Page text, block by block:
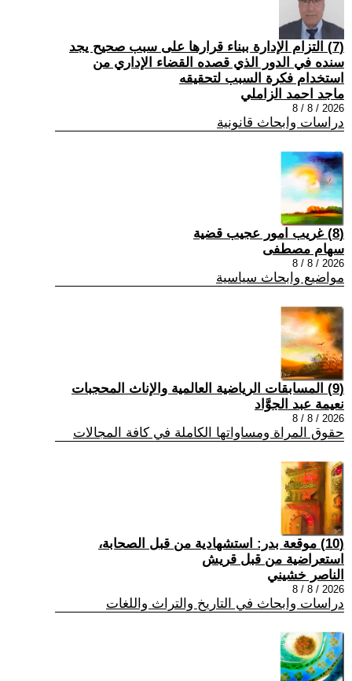
(7) التزام الإدارة ببناء قرارها على سبب صحیح یجد
سنده في الدور الذي قصده القضاء الإداري من
استخدام فكرة السبب لتحقیقه
ماجد احمد الزاملي
2026 / 8 / 8
دراسات وابحاث قانونية
(8) غريب امور عجيب قضية
سهام مصطفى
2026 / 8 / 8
مواضيع وابحاث سياسية
(9) المسابقات الرياضية العالمية والإناث المحجبات
نعيمة عبد الجوَّاد
2026 / 8 / 8
حقوق المراة ومساواتها الكاملة في كافة المجالات
(10) موقعة بدر: استشهادية من قبل الصحابة،
استعراضية من قبل قريش
الناصر خشيني
2026 / 8 / 8
دراسات وابحاث في التاريخ والتراث واللغات